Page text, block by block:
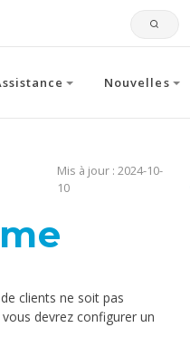
Nouvelles
Mis à jour : 2024-10-
10
clients ne soit pas
devrez configurer un